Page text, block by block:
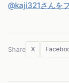
@kaji321さんを
Share X